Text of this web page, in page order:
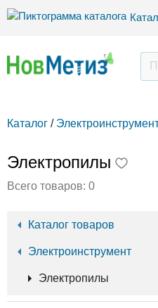
Каталог /
Электропилы
Всего товаров: 0
Каталог товаров
Электроинструмент
Электропилы